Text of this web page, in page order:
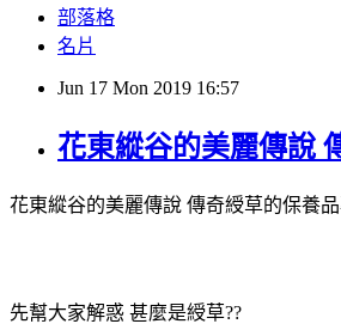
部落格
名片
Jun 17 Mon 2019 16:57
花東縱谷的美麗傳說
花東縱谷的美麗傳說 傳奇綬草的保養
先幫大家解惑 甚麼是綬草??